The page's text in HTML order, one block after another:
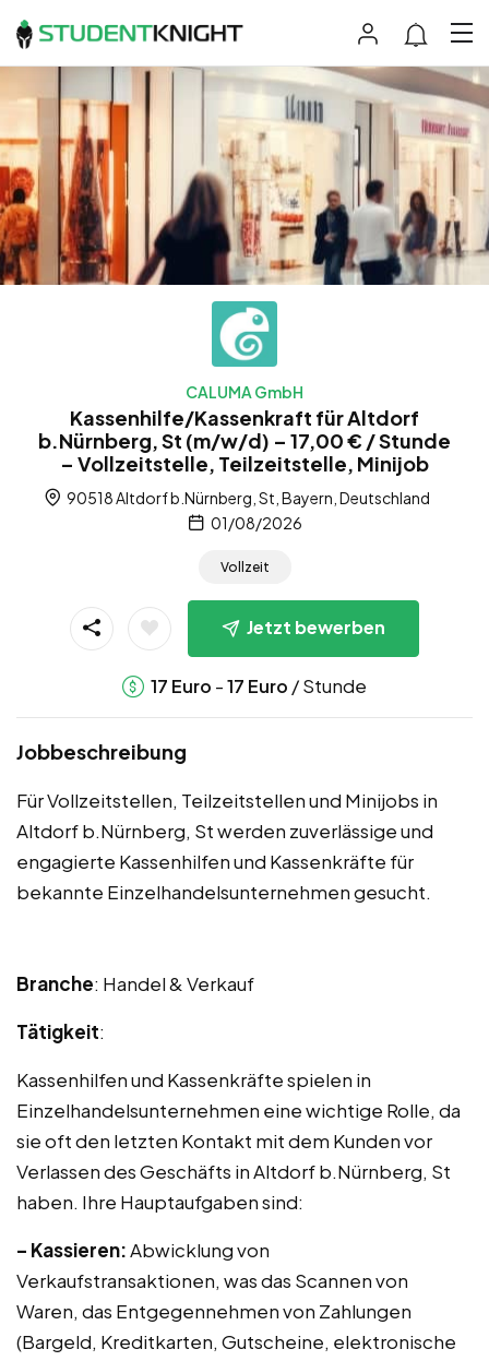
CALUMA GmbH
Kassenhilfe/Kassenkraft für Altdorf
b.Nürnberg, St (m/w/d) – 17,00 € / Stunde
– Vollzeitstelle, Teilzeitstelle, Minijob
90518 Altdorf b.Nürnberg, St, Bayern, Deutschland
01/08/2026
Vollzeit
Jetzt bewerben
17 Euro -17 Euro / Stunde
Jobbeschreibung
Für Vollzeitstellen, Teilzeitstellen und Minijobs in
Altdorf b.Nürnberg, St werden zuverlässige und
engagierte Kassenhilfen und Kassenkräfte für
bekannte Einzelhandelsunternehmen gesucht.
Branche: Handel & Verkauf
Tätigkeit:
Kassenhilfen und Kassenkräfte spielen in
Einzelhandelsunternehmen eine wichtige Rolle, da
sie oft den letzten Kontakt mit dem Kunden vor
Verlassen des Geschäfts in Altdorf b.Nürnberg, St
haben. Ihre Hauptaufgaben sind:
– Kassieren:Abwicklung von
Verkaufstransaktionen, was das Scannen von
Waren, das Entgegennehmen von Zahlungen
(Bargeld, Kreditkarten, Gutscheine, elektronische